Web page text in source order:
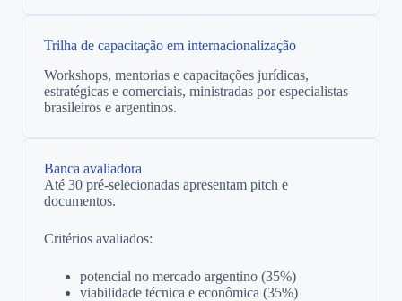
Trilha de capacitação em internacionalização
Workshops, mentorias e capacitações jurídicas,
estratégicas e comerciais, ministradas por especialistas
brasileiros e argentinos.
Banca avaliadora
Até 30 pré-selecionadas apresentam pitch e
documentos.
Critérios avaliados:
potencial no mercado argentino (35%)
viabilidade técnica e econômica (35%)